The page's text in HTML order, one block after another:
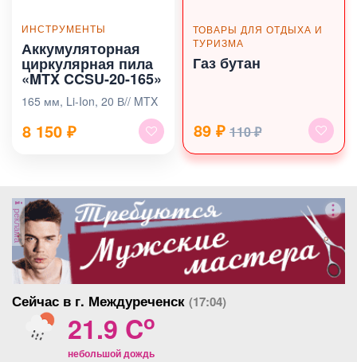
ИНСТРУМЕНТЫ
Аккумуляторная
циркулярная пила
«MTX CCSU-20-165»
165 мм, Li-Ion, 20 В// MTX
8 150 ₽
ТОВАРЫ ДЛЯ ОТДЫХА И
ТУРИЗМА
Газ бутан
89 ₽ 110 ₽
реклама
Сейчас в г. Междуреченск (17:04)
21.9 Co
небольшой дождь